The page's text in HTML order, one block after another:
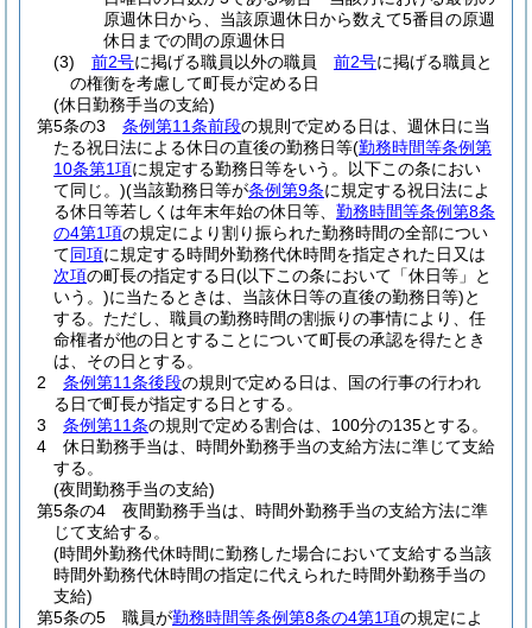
原週休日から、当該原週休日から数えて5番目の原週
休日までの間の原週休日
(3)
前2号に掲げる職員以外の職員 前2号に掲げる職員と
の権衡を考慮して町長が定める日
(休日勤務手当の支給)
第5条の3
条例第11条前段の規則で定める日は、週休日に当
たる祝日法による休日の直後の勤務日等(勤務時間等条例第
10条第1項に規定する勤務日等をいう。以下この条におい
て同じ。)(当該勤務日等が条例第9条に規定する祝日法によ
る休日等若しくは年末年始の休日等、 勤務時間等条例第8条
の4第1項の規定により割り振られた勤務時間の全部につい
て同項に規定する時間外勤務代休時間を指定された日又は
次項の町長の指定する日(以下この条において「休日等」と
いう。)に当たるときは、当該休日等の直後の勤務日等)と
する。 ただし、職員の勤務時間の割振りの事情により、任
命権者が他の日とすることについて町長の承認を得たとき
は、その日とする。
2
条例第11条後段の規則で定める日は、国の行事の行われ
る日で町長が指定する日とする。
3
条例第11条の規則で定める割合は、100分の135とする。
4
休日勤務手当は、時間外勤務手当の支給方法に準じて支給
する。
(夜間勤務手当の支給)
第5条の4
夜間勤務手当は、時間外勤務手当の支給方法に準
じて支給する。
(時間外勤務代休時間に勤務した場合において支給する当該
時間外勤務代休時間の指定に代えられた時間外勤務手当の
支給)
第5条の5
職員が勤務時間等条例第8条の4第1項の規定によ